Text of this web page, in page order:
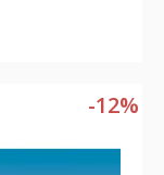
-12%